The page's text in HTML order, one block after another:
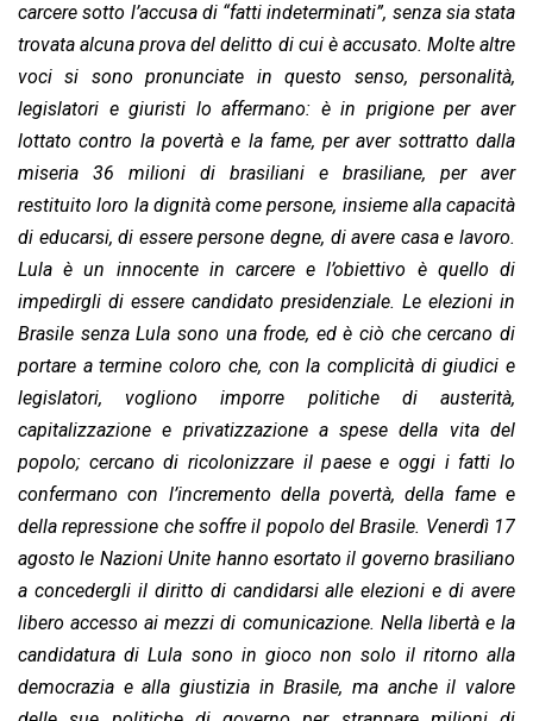
carcere sotto l’accusa di “fatti indeterminati”, senza sia stata
trovata alcuna prova del delitto di cui è accusato. Molte altre
voci si sono pronunciate in questo senso, personalità,
legislatori e giuristi lo affermano: è in prigione per aver
lottato contro la povertà e la fame, per aver sottratto dalla
miseria 36 milioni di brasiliani e brasiliane, per aver
restituito loro la dignità come persone, insieme alla capacità
di educarsi, di essere persone degne, di avere casa e lavoro.
Lula è un innocente in carcere e l’obiettivo è quello di
impedirgli di essere candidato presidenziale. Le elezioni in
Brasile senza Lula sono una frode, ed è ciò che cercano di
portare a termine coloro che, con la complicità di giudici e
legislatori, vogliono imporre politiche di austerità,
capitalizzazione e privatizzazione a spese della vita del
popolo; cercano di ricolonizzare il paese e oggi i fatti lo
confermano con l’incremento della povertà, della fame e
della repressione che soffre il popolo del Brasile. Venerdì 17
agosto le Nazioni Unite hanno esortato il governo brasiliano
a concedergli il diritto di candidarsi alle elezioni e di avere
libero accesso ai mezzi di comunicazione. Nella libertà e la
candidatura di Lula sono in gioco non solo il ritorno alla
democrazia e alla giustizia in Brasile, ma anche il valore